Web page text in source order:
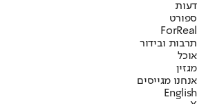
דעות
ספורט
ForReal
תרבות ובידור
אוכל
מגזין
אנחנו מגייסים
English